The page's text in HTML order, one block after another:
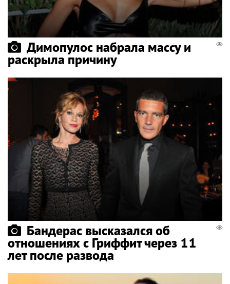
Димопулос набрала массу и
раскрыла причину
Бандерас высказался об
отношениях с Гриффит через 11
лет после развода